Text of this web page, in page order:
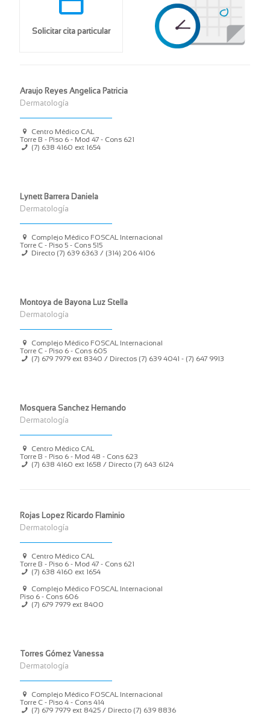
Solicitar cita particular
Araujo Reyes Angelica Patricia
Dermatología
Centro Médico CAL
Torre B - Piso 6 - Mod 47 - Cons 621
(7) 638 4160 ext 1654
Lynett Barrera Daniela
Dermatología
Complejo Médico FOSCAL Internacional
Torre C - Piso 5 - Cons 515
Directo (7) 639 6363 / (314) 206 4106
Montoya de Bayona Luz Stella
Dermatología
Complejo Médico FOSCAL Internacional
Torre C - Piso 6 - Cons 605
(7) 679 7979 ext 8340 / Directos (7) 639 4041 - (7) 647 9913
Mosquera Sanchez Hernando
Dermatología
Centro Médico CAL
Torre B - Piso 6 - Mod 48 - Cons 623
(7) 638 4160 ext 1658 / Directo (7) 643 6124
Rojas Lopez Ricardo Flaminio
Dermatología
Centro Médico CAL
Torre B - Piso 6 - Mod 47 - Cons 621
(7) 638 4160 ext 1654
Complejo Médico FOSCAL Internacional
Piso 6 - Cons 606
(7) 679 7979 ext 8400
Torres Gómez Vanessa
Dermatología
Complejo Médico FOSCAL Internacional
Torre C - Piso 4 - Cons 414
(7) 679 7979 ext 8425 / Directo (7) 639 8836